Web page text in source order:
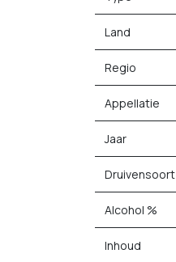
Land
Regio
Appellatie
Jaar
Druivensoort
Alcohol %
Inhoud